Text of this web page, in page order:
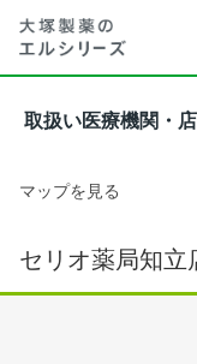
取扱い医療機関・
マップを見る
セリオ薬局知立